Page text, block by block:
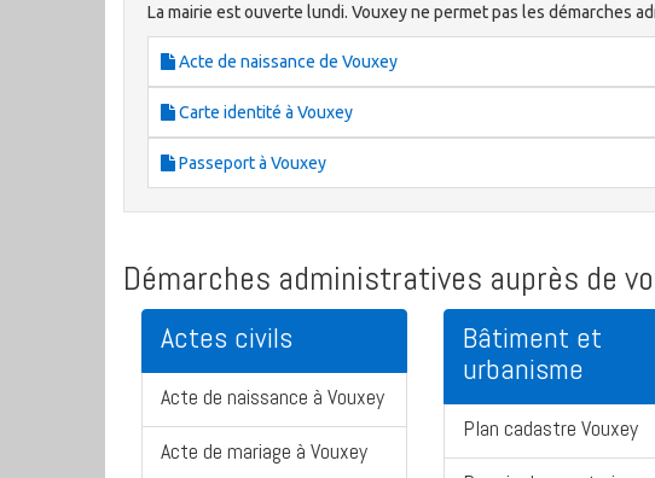
La mairie est ouverte lundi. Vouxey ne permet pas les démarches
Acte de naissance de Vouxey
Carte identité à Vouxey
Passeport à Vouxey
Démarches administratives auprès de
Actes civils
Acte de naissance à Vouxey
Acte de mariage à Vouxey
Bâtiment et
urbanisme
Plan cadastre Vouxey